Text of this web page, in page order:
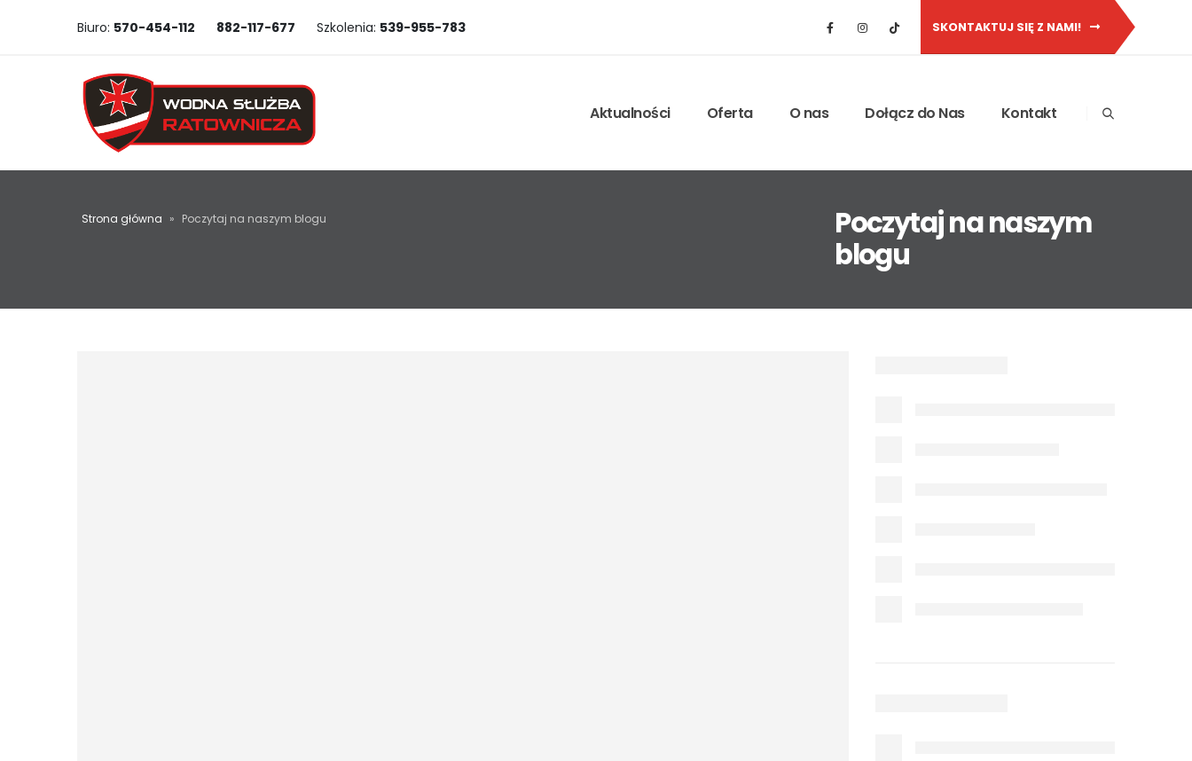
Biuro: 570-454-112 882-117-677 Szkolenia: 539-955-783 SKONTAKTUJ SIĘ Z NAMI!
Aktualności Oferta O nas Dołącz do Nas Kontakt
Poczytaj na naszym
blogu
Strona główna » Poczytaj na naszym blogu